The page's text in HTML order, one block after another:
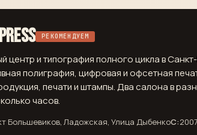
РЕКОМЕНДУЕМ
центр и типография полного цикла в
полиграфия, цифровая и офсетная
печати и штампы. Два салона в
часов.
Большевиков, Ладожская, Улица ДыбенкоС: